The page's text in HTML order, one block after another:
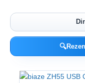
🔍